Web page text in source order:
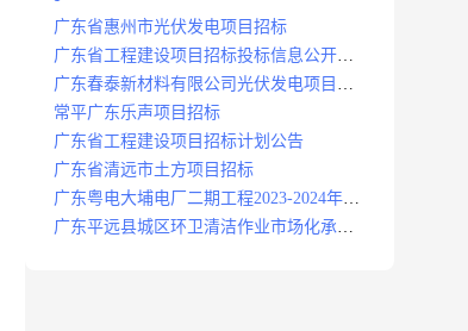
广东省惠州市光伏发电项目招标
广东省工程建设项目招标投标信息公开目
录
广东春泰新材料有限公司光伏发电项目招
标
常平广东乐声项目招标
广东省工程建设项目招标计划公告
广东省清远市土方项目招标
广东粤电大埔电厂二期工程2023-2024年度
安保服务项目招标公告
广东平远县城区环卫清洁作业市场化承包